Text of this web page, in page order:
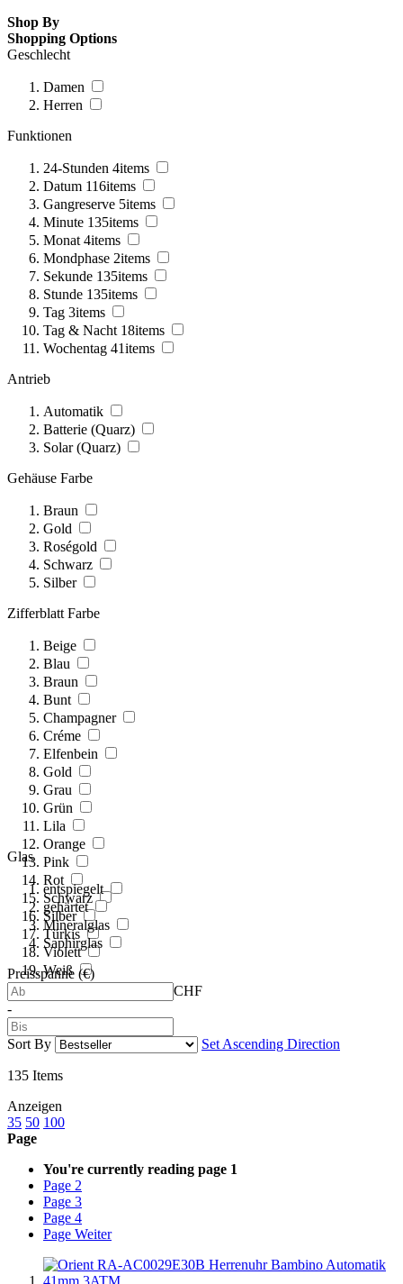
Shop By
Shopping Options
Geschlecht
Damen
Herren
Funktionen
24-Stunden 4items
Datum 116items
Gangreserve 5items
Minute 135items
Monat 4items
Mondphase 2items
Sekunde 135items
Stunde 135items
Tag 3items
Tag & Nacht 18items
Wochentag 41items
Antrieb
Automatik
Batterie (Quarz)
Solar (Quarz)
Gehäuse Farbe
Braun
Gold
Roségold
Schwarz
Silber
Zifferblatt Farbe
Beige
Blau
Braun
Bunt
Champagner
Créme
Elfenbein
Gold
Grau
Grün
Lila
Orange
Pink
Rot
Schwarz
Silber
Türkis
Violett
Weiß
Glas
entspiegelt
gehärtet
Mineralglas
Saphirglas
Preisspanne (€)
CHF
-
Sort By Set Ascending Direction
135 Items
Anzeigen
35 50 100
Page
You're currently reading page 1
Page 2
Page 3
Page 4
Page Weiter